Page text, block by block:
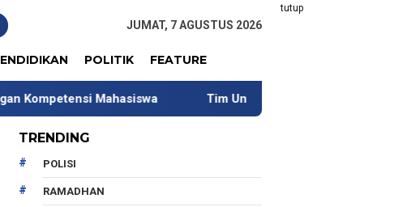
tutup
JUMAT, 7 AGUSTUS 2026
POLITIK FEATURE
Mahasiswa Tim Universitas Indonesia Jalani Pengabdian di
TRENDING
POLISI
RAMADHAN